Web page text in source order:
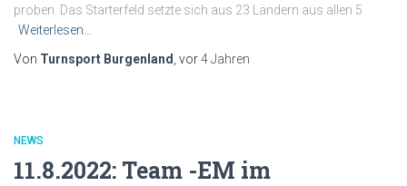
proben. Das Starterfeld setzte sich aus 23 Ländern aus allen 5
Weiterlesen…
Von Turnsport Burgenland , vor4 Jahren
NEWS
11.8.2022: Team -EM im